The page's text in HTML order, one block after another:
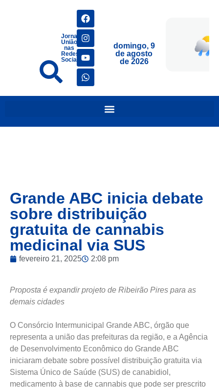
Jornais
União
nas
Redes
Sociais
domingo, 9
de agosto
de 2026
Grande ABC inicia debate
sobre distribuição
gratuita de cannabis
medicinal via SUS
fevereiro 21, 2025 2:08 pm
Proposta é expandir projeto de Ribeirão Pires para as
demais cidades
O Consórcio Intermunicipal Grande ABC, órgão que
representa a união das prefeituras da região, e a Agência
de Desenvolvimento Econômico do Grande ABC
iniciaram debate sobre possível distribuição gratuita via
Sistema Único de Saúde (SUS) de canabidiol,
medicamento à base de cannabis que pode ser prescrito